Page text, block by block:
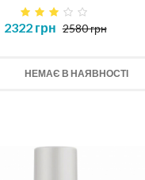
2322 грн 2580 грн
НЕМАЄ В НАЯВНОСТІ